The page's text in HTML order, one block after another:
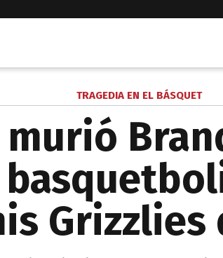
TRAGEDIA EN EL BÁSQUET
murió
Grizzlies